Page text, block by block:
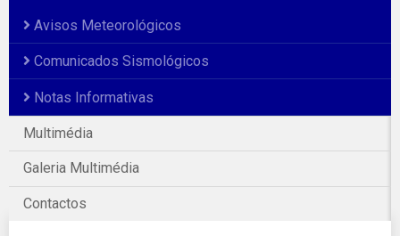
Avisos Meteorológicos
Comunicados Sismológicos
Notas Informativas
Multimédia
Galeria Multimédia
Contactos